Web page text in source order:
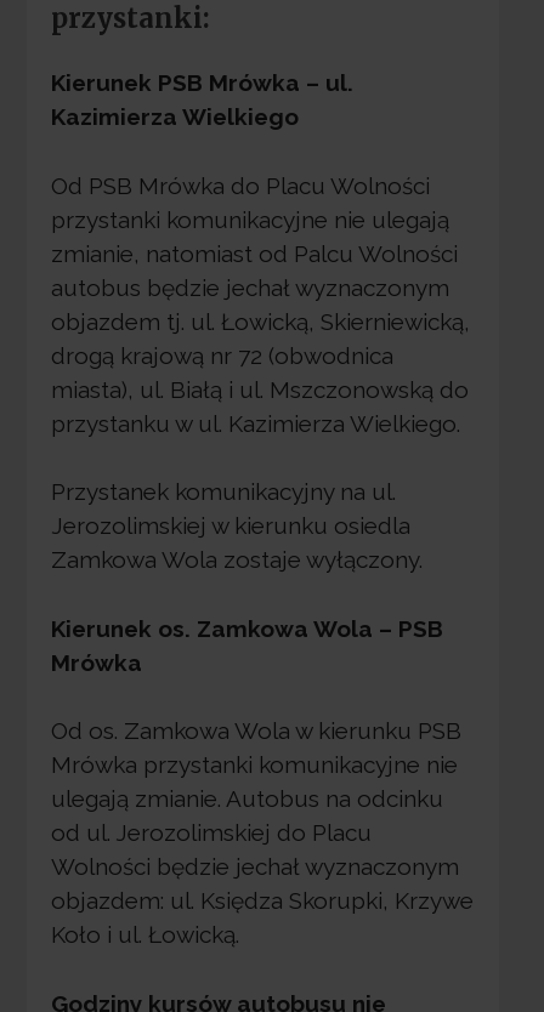
przystanki:
Kierunek PSB Mrówka – ul.
Kazimierza Wielkiego
Od PSB Mrówka do Placu Wolności
przystanki komunikacyjne nie ulegają
zmianie, natomiast od Palcu Wolności
autobus będzie jechał wyznaczonym
objazdem tj. ul. Łowicką, Skierniewicką,
drogą krajową nr 72 (obwodnica
miasta), ul. Białą i ul. Mszczonowską do
przystanku w ul. Kazimierza Wielkiego.
Przystanek komunikacyjny na ul.
Jerozolimskiej w kierunku osiedla
Zamkowa Wola zostaje wyłączony.
Kierunek os. Zamkowa Wola – PSB
Mrówka
Od os. Zamkowa Wola w kierunku PSB
Mrówka przystanki komunikacyjne nie
ulegają zmianie. Autobus na odcinku
od ul. Jerozolimskiej do Placu
Wolności będzie jechał wyznaczonym
objazdem: ul. Księdza Skorupki, Krzywe
Koło i ul. Łowicką.
Godziny kursów autobusu nie